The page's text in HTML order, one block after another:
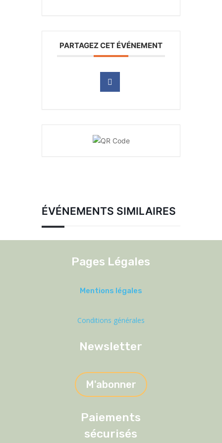
PARTAGEZ CET ÉVÉNEMENT
ÉVÉNEMENTS SIMILAIRES
Pages Légales
Mentions légales
Conditions générales
Newsletter
M'abonner
Paiements
sécurisés